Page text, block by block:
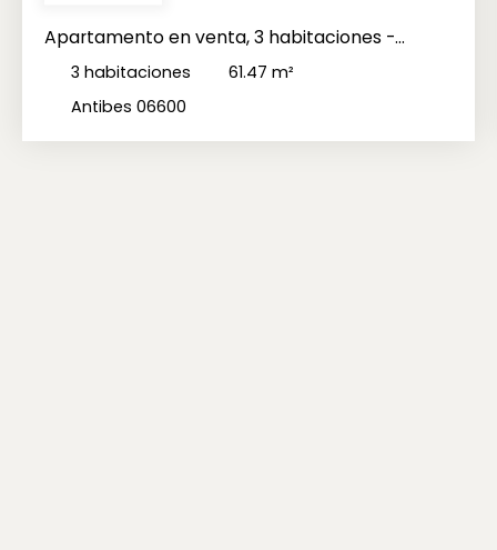
Apartamento en venta, 3 habitaciones -
Antibes 06600
3 habitaciones 61.47 m²
Antibes 06600